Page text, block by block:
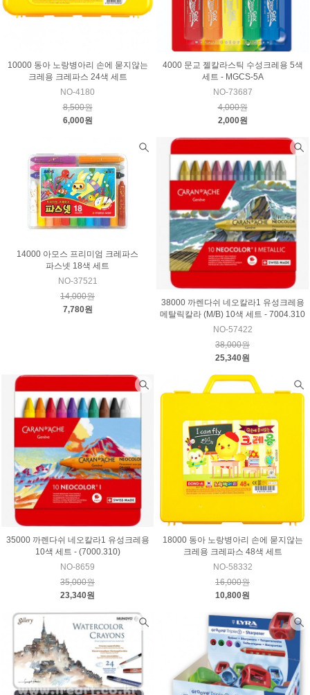
10000 동아 노랑병아리 손에 묻지않는
크레용 크레파스 24색 세트
NO-4180
8,500원
6,000원
4000 문교 젤칼라스틱 수성크레용 5색
세트 - MGCS-5A
NO-73687
4,000원
2,000원
14000 아모스 프리미엄 크레파스
파스넷 18색 세트
NO-37521
14,000원
7,780원
38000 까렌다쉬 네오칼라1 유성크레용
메탈릭칼라 (M/B) 10색 세트 - 7004.310
NO-57422
38,000원
25,340원
35000 까렌다쉬 네오칼라1 유성크레용
10색 세트 - (7000.310)
NO-8659
35,000원
23,340원
18000 동아 노랑병아리 손에 묻지않는
크레용 크레파스 48색 세트
NO-58332
16,000원
10,800원